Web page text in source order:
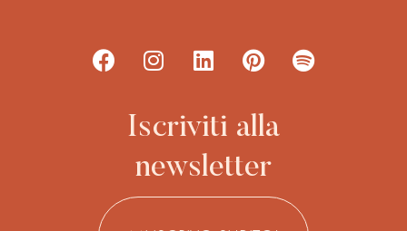
Iscriviti alla
newsletter